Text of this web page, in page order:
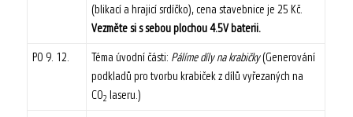
(blikací a hrajicí srdíčko), cena stavebnice je 25 Kč.
Vezměte si s sebou plochou 4.5V baterii.
PO 9. 12. Téma úvodní části: Pálíme díly na krabičky(Generování
podkladů pro tvorbu krabiček z dílů vyřezaných na
CO2 laseru.)